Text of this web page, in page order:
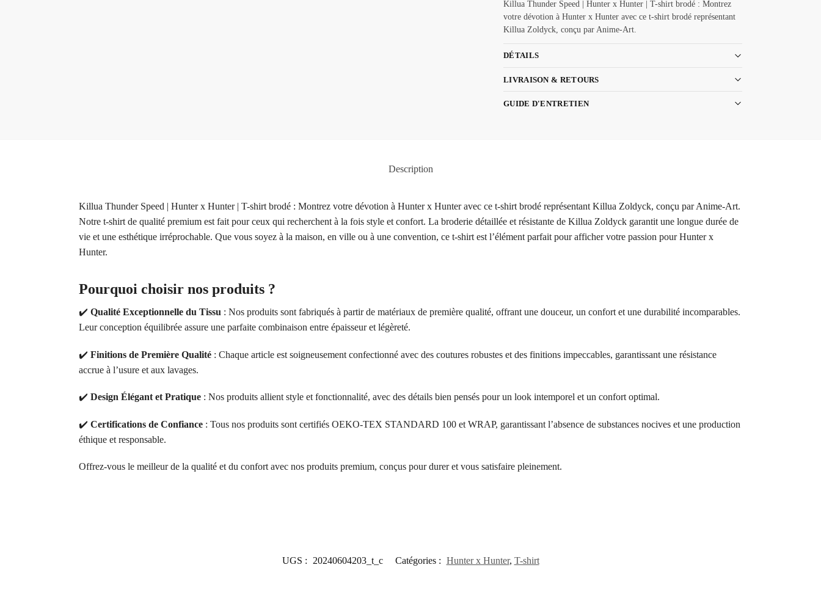
Killua Thunder Speed | Hunter x Hunter | T-shirt brodé : Montrez
votre dévotion à Hunter x Hunter avec ce t-shirt brodé représentant
Killua Zoldyck, conçu par Anime-Art.
DÉTAILS
LIVRAISON & RETOURS
GUIDE D'ENTRETIEN
Description
Killua Thunder Speed | Hunter x Hunter | T-shirt brodé : Montrez votre dévotion à Hunter x Hunter avec ce t-shirt brodé représentant Killua Zoldyck, conçu par Anime-Art.
Notre t-shirt de qualité premium est fait pour ceux qui recherchent à la fois style et confort. La broderie détaillée et résistante de Killua Zoldyck garantit une longue durée de
vie et une esthétique irréprochable. Que vous soyez à la maison, en ville ou à une convention, ce t-shirt est l’élément parfait pour afficher votre passion pour Hunter x
Hunter.
Pourquoi choisir nos produits ?
✔️ Qualité Exceptionnelle du Tissu : Nos produits sont fabriqués à partir de matériaux de première qualité, offrant une douceur, un confort et une durabilité incomparables.
Leur conception équilibrée assure une parfaite combinaison entre épaisseur et légèreté.
✔️ Finitions de Première Qualité: Chaque article est soigneusement confectionné avec des coutures robustes et des finitions impeccables, garantissant une résistance
accrue à l’usure et aux lavages.
✔️ Design Élégant et Pratique: Nos produits allient style et fonctionnalité, avec des détails bien pensés pour un look intemporel et un confort optimal.
✔️ Certifications de Confiance: Tous nos produits sont certifiés OEKO-TEX STANDARD 100 et WRAP, garantissant l’absence de substances nocives et une production
éthique et responsable.
Offrez-vous le meilleur de la qualité et du confort avec nos produits premium, conçus pour durer et vous satisfaire pleinement.
UGS : 20240604203_t_c Catégories : Hunter x Hunter, T-shirt